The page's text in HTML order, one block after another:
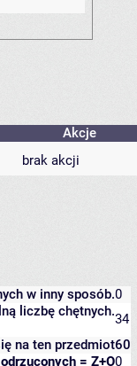
Akcje
brak akcji
w inny sposób.0
liczbę chętnych.34
na ten przedmiot60
odrzuconych = Z+O0